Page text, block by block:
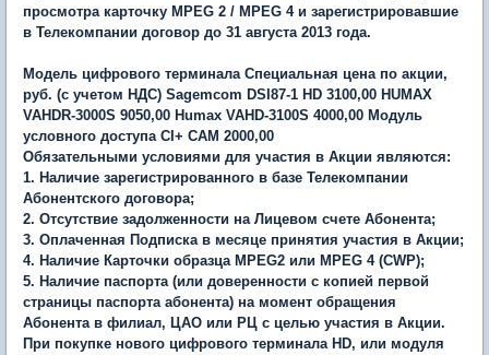
просмотра карточку MPEG 2 / MPEG 4 и зарегистрировавшие
в Телекомпании договор до 31 августа 2013 года.
Модель цифрового терминала Специальная цена по акции,
руб. (с учетом НДС) Sagemcom DSI87-1 HD 3100,00 HUMAX
VAHDR-3000S 9050,00 Humax VAHD-3100S 4000,00 Модуль
условного доступа CI+ CAM 2000,00
Обязательными условиями для участия в Акции являются:
1. Наличие зарегистрированного в базе Телекомпании
Абонентского договора;
2. Отсутствие задолженности на Лицевом счете Абонента;
3. Оплаченная Подписка в месяце принятия участия в Акции;
4. Наличие Карточки образца MPEG2 или MPEG 4 (CWP);
5. Наличие паспорта (или доверенности с копией первой
страницы паспорта абонента) на момент обращения
Абонента в филиал, ЦАО или РЦ с целью участия в Акции.
При покупке нового цифрового терминала HD, или модуля